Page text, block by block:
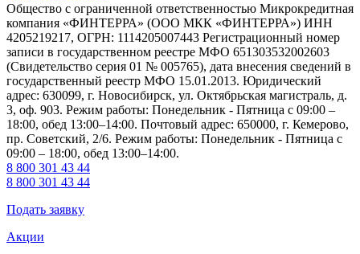
Общество с ограниченной ответственностью Микрокредитная
компания «ФИНТЕРРА» (ООО МКК «ФИНТЕРРА») ИНН
4205219217, ОГРН: 1114205007443 Регистрационный номер
записи в государственном реестре МФО 651303532002603
(Свидетельство серия 01 № 005765), дата внесения сведений в
государственный реестр МФО 15.01.2013. Юридический
адрес: 630099, г. Новосибирск, ул. Октябрьская магистраль, д.
3, оф. 903. Режим работы: Понедельник - Пятница с 09:00 –
18:00, обед 13:00–14:00. Почтовый адрес: 650000, г. Кемерово,
пр. Советский, 2/6. Режим работы: Понедельник - Пятница с
09:00 – 18:00, обед 13:00–14:00.
8 800 301 43 44
8 800 301 43 44
Подать заявку
Акции